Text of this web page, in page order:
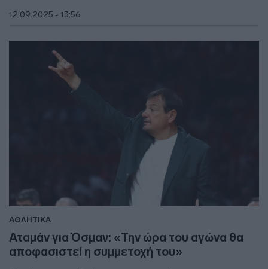
12.09.2025 - 13:56
ΑΘΛΗΤΙΚΑ
Αταμάν για Όσμαν: «Την ώρα του αγώνα θα
αποφασιστεί η συμμετοχή του»